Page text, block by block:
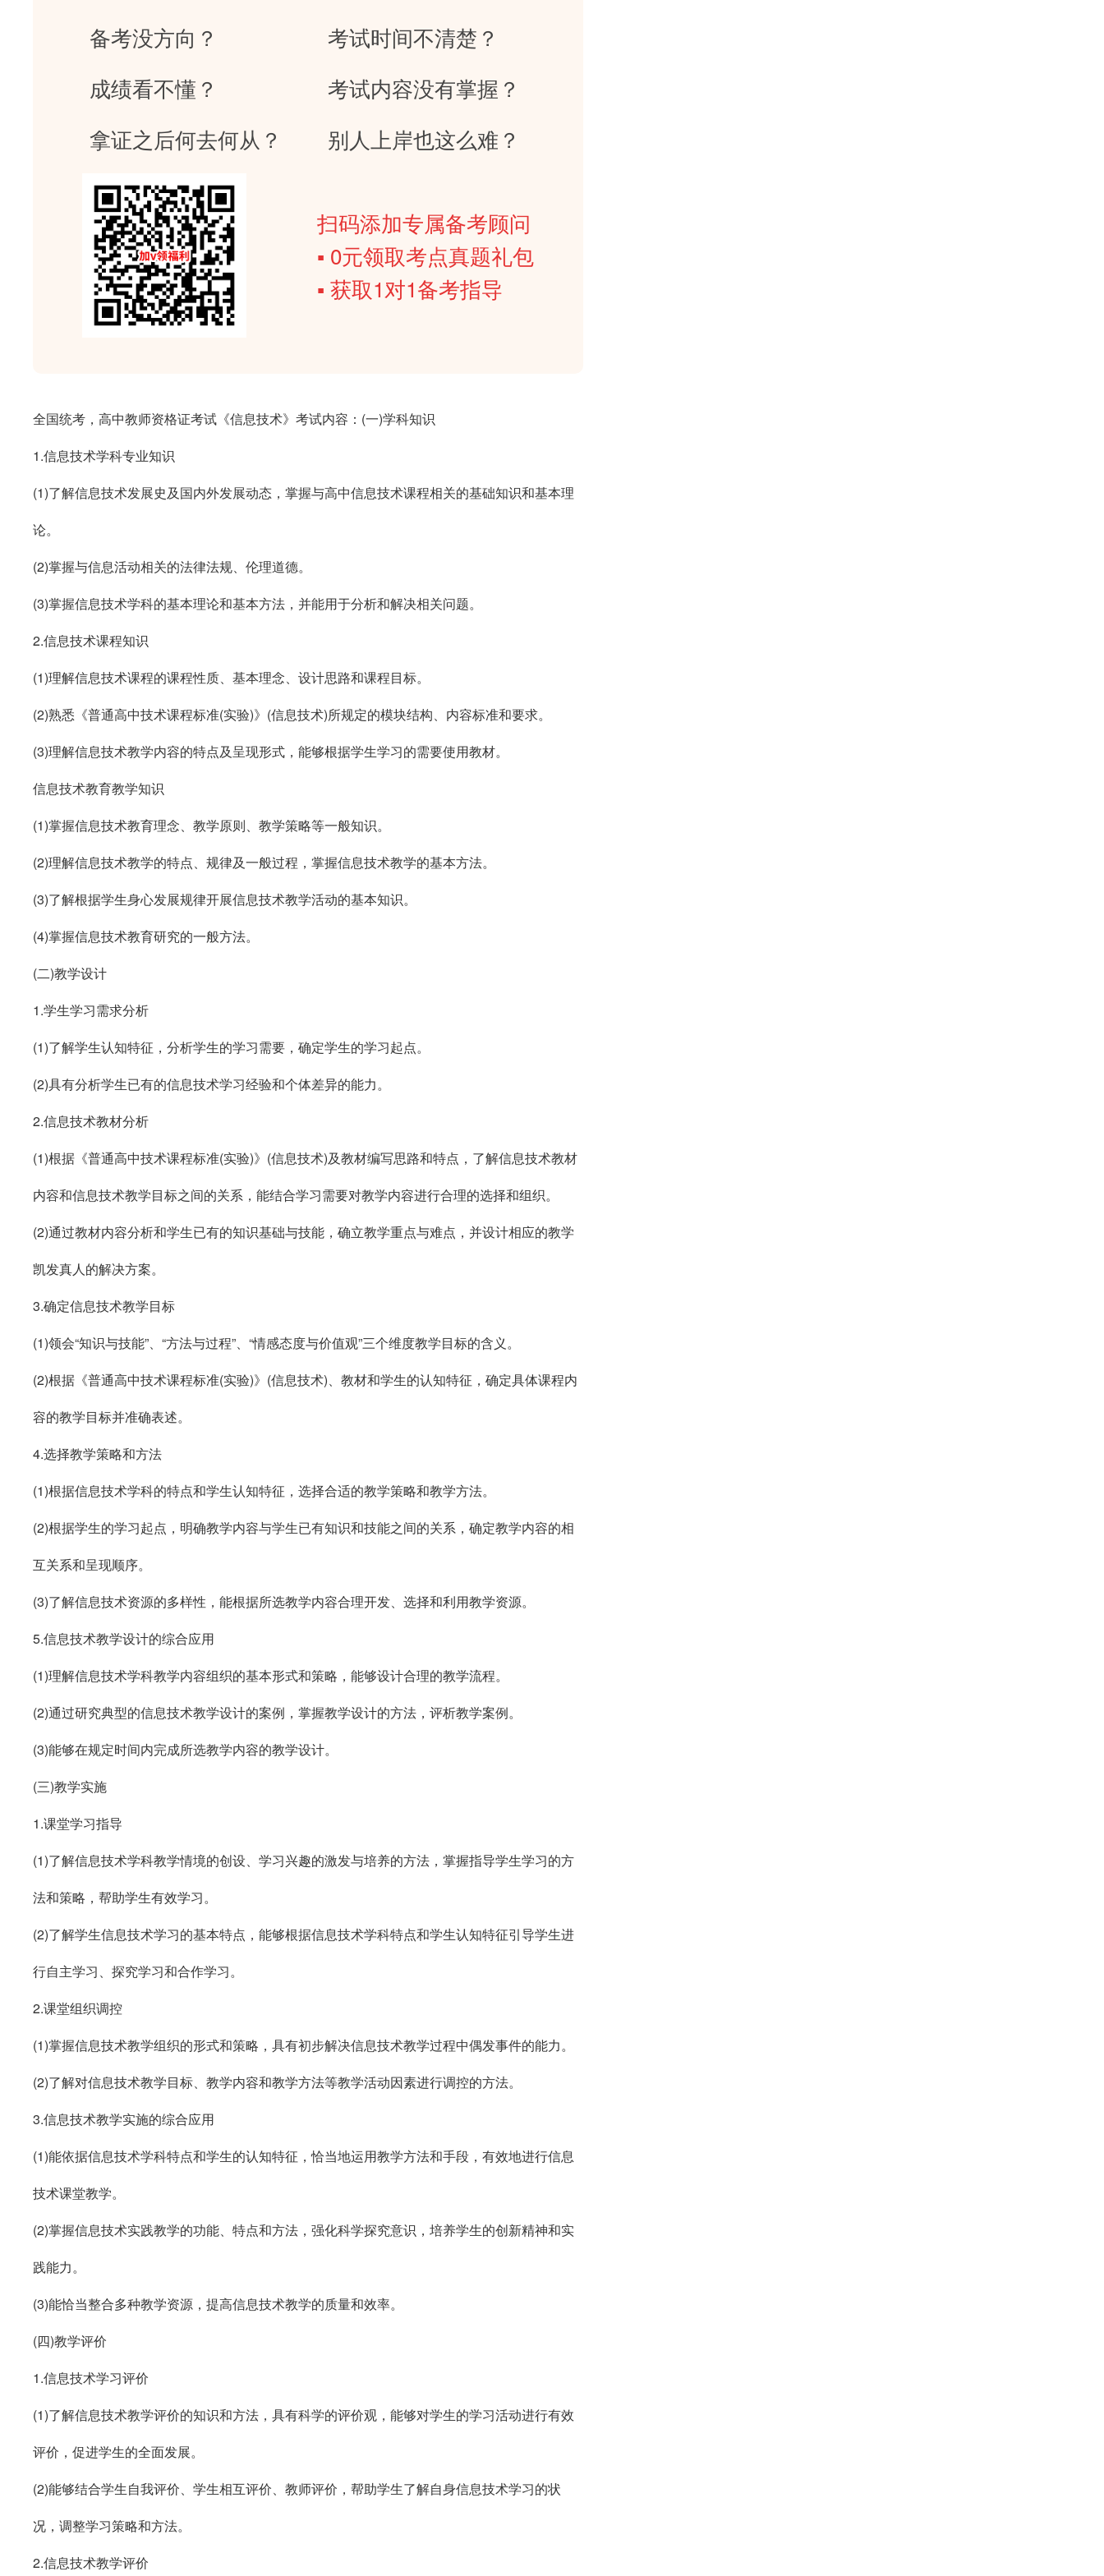
备考没方向？
考试时间不清楚？
成绩看不懂？
考试内容没有掌握？
拿证之后何去何从？
别人上岸也这么难？
扫码添加专属备考顾问
▪ 0元领取考点真题礼包
▪ 获取1对1备考指导
全国统考，高中教师资格证考试《信息技术》考试内容： (一)学科知识
1.信息技术学科专业知识
(1)了解信息技术发展史及国内外发展动态，掌握与高中信息技术课程相关的基础知识和基本理
论。
(2)掌握与信息活动相关的法律法规、伦理道德。
(3)掌握信息技术学科的基本理论和基本方法，并能用于分析和解决相关问题。
2.信息技术课程知识
(1)理解信息技术课程的课程性质、基本理念、设计思路和课程目标。
(2)熟悉《普通高中技术课程标准(实验)》 (信息技术)所规定的模块结构、内容标准和要求。
(3)理解信息技术教学内容的特点及呈现形式，能够根据学生学习的需要使用教材。
信息技术教育教学知识
(1)掌握信息技术教育理念、教学原则、教学策略等一般知识。
(2)理解信息技术教学的特点、规律及一般过程，掌握信息技术教学的基本方法。
(3)了解根据学生身心发展规律开展信息技术教学活动的基本知识。
(4)掌握信息技术教育研究的一般方法。
(二)教学设计
1.学生学习需求分析
(1)了解学生认知特征，分析学生的学习需要，确定学生的学习起点。
(2)具有分析学生已有的信息技术学习经验和个体差异的能力。
2.信息技术教材分析
(1)根据《普通高中技术课程标准(实验)》 (信息技术)及教材编写思路和特点，了解信息技术教材
内容和信息技术教学目标之间的关系，能结合学习需要对教学内容进行合理的选择和组织。
(2)通过教材内容分析和学生已有的知识基础与技能，确立教学重点与难点，并设计相应的教学
凯发真人的解决方案。
3.确定信息技术教学目标
(1)领会“知识与技能”、“方法与过程”、“情感态度与价值观”三个维度教学目标的含义。
(2)根据《普通高中技术课程标准(实验)》 (信息技术)、教材和学生的认知特征，确定具体课程内
容的教学目标并准确表述。
4.选择教学策略和方法
(1)根据信息技术学科的特点和学生认知特征，选择合适的教学策略和教学方法。
(2)根据学生的学习起点，明确教学内容与学生已有知识和技能之间的关系，确定教学内容的相
互关系和呈现顺序。
(3)了解信息技术资源的多样性，能根据所选教学内容合理开发、选择和利用教学资源。
5.信息技术教学设计的综合应用
(1)理解信息技术学科教学内容组织的基本形式和策略，能够设计合理的教学流程。
(2)通过研究典型的信息技术教学设计的案例，掌握教学设计的方法，评析教学案例。
(3)能够在规定时间内完成所选教学内容的教学设计。
(三)教学实施
1.课堂学习指导
(1)了解信息技术学科教学情境的创设、学习兴趣的激发与培养的方法，掌握指导学生学习的方
法和策略，帮助学生有效学习。
(2)了解学生信息技术学习的基本特点，能够根据信息技术学科特点和学生认知特征引导学生进
行自主学习、探究学习和合作学习。
2.课堂组织调控
(1)掌握信息技术教学组织的形式和策略，具有初步解决信息技术教学过程中偶发事件的能力。
(2)了解对信息技术教学目标、教学内容和教学方法等教学活动因素进行调控的方法。
3.信息技术教学实施的综合应用
(1)能依据信息技术学科特点和学生的认知特征，恰当地运用教学方法和手段，有效地进行信息
技术课堂教学。
(2)掌握信息技术实践教学的功能、特点和方法，强化科学探究意识，培养学生的创新精神和实
践能力。
(3)能恰当整合多种教学资源，提高信息技术教学的质量和效率。
(四)教学评价
1.信息技术学习评价
(1)了解信息技术教学评价的知识和方法，具有科学的评价观，能够对学生的学习活动进行有效
评价，促进学生的全面发展。
(2)能够结合学生自我评价、学生相互评价、教师评价，帮助学生了解自身信息技术学习的状
况，调整学习策略和方法。
2.信息技术教学评价